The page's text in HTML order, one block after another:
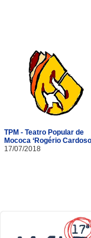
TPM - Teatro Popular de
Mococa ‘Rogério
17/07/2018